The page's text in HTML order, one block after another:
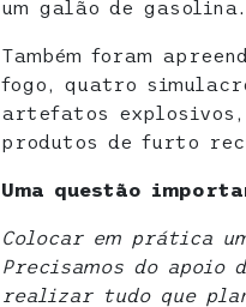
um galão de gasolina.
Também foram
fogo, quatro
artefatos explosivos,
produtos de furto
Uma questão
Colocar em prática
Precisamos do
realizar tudo que